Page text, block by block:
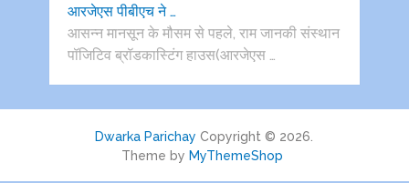
आरजेएस पीबीएच ने …
आसन्न मानसून के मौसम से पहले, राम जानकी संस्थान
पॉजिटिव ब्रॉडकास्टिंग हाउस(आरजेएस …
Dwarka Parichay Copyright © 2026.
Theme by MyThemeShop